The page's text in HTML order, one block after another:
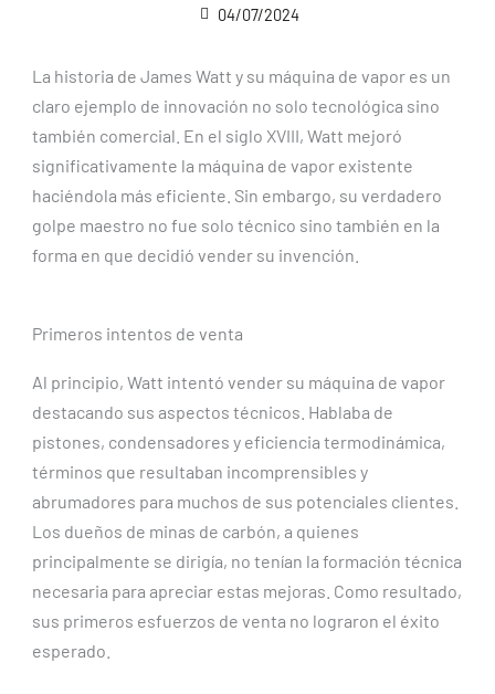
04/07/2024
La historia de James Watt y su máquina de vapor es un
claro ejemplo de innovación no solo tecnológica sino
también comercial. En el siglo XVIII, Watt mejoró
significativamente la máquina de vapor existente
haciéndola más eficiente. Sin embargo, su verdadero
golpe maestro no fue solo técnico sino también en la
forma en que decidió vender su invención.
Primeros intentos de venta
Al principio, Watt intentó vender su máquina de vapor
destacando sus aspectos técnicos. Hablaba de
pistones, condensadores y eficiencia termodinámica,
términos que resultaban incomprensibles y
abrumadores para muchos de sus potenciales clientes.
Los dueños de minas de carbón, a quienes
principalmente se dirigía, no tenían la formación técnica
necesaria para apreciar estas mejoras. Como resultado,
sus primeros esfuerzos de venta no lograron el éxito
esperado.